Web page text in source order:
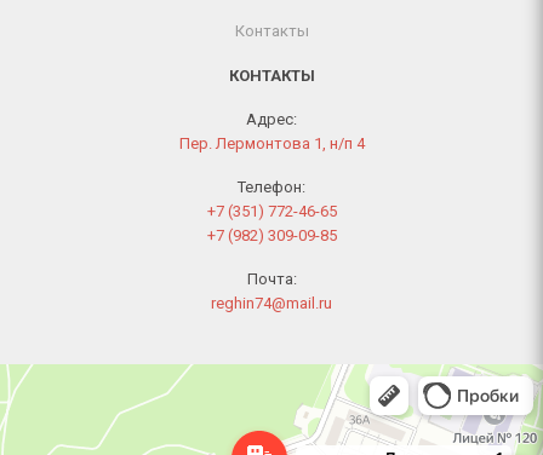
Контакты
КОНТАКТЫ
Адрес:
Пер. Лермонтова 1, н/п 4
Телефон:
+7 (351) 772-46-65
+7 (982) 309-09-85
Почта:
reghin74@mail.ru
Челябинск
Переулок Лермонтова, 1 — Яндекс Карты